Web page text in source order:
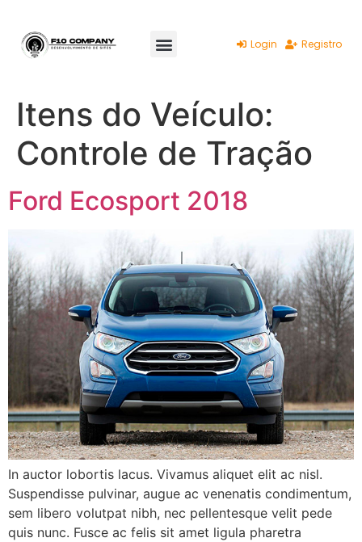
Login Registro
Itens do Veículo:
Controle de Tração
Ford Ecosport 2018
In auctor lobortis lacus. Vivamus aliquet elit ac nisl.
Suspendisse pulvinar, augue ac venenatis condimentum,
sem libero volutpat nibh, nec pellentesque velit pede
quis nunc. Fusce ac felis sit amet ligula pharetra